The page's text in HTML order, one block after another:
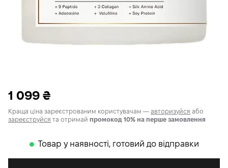
1 099 ₴
Краща ціна зареєстрованим користувачам — авторизуйся або
зареєструйся та отримай промокод 10% на перше замовлення
𒊹 Товар у наявності, готовий до відправки